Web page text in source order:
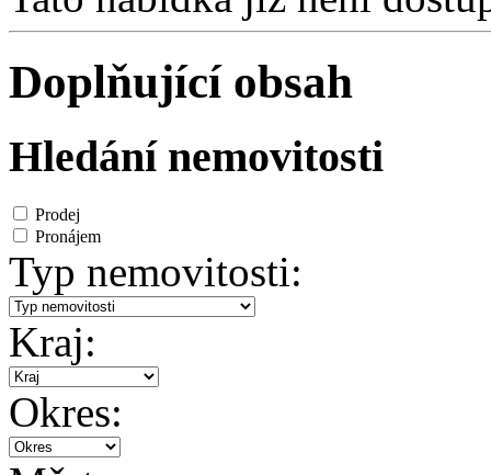
Doplňující obsah
Hledání nemovitosti
Prodej
Pronájem
Typ nemovitosti:
Kraj:
Okres: